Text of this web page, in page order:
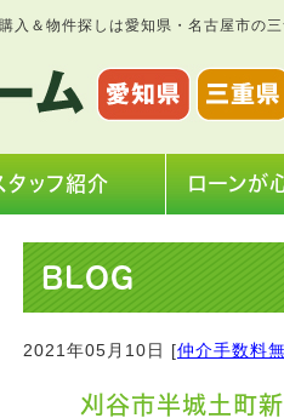
入＆物件探しは愛知県・名古屋市の
タッフ紹介 ローンが
BLOG
2021年05月10日 [仲介手数料
刈谷市半城土町新